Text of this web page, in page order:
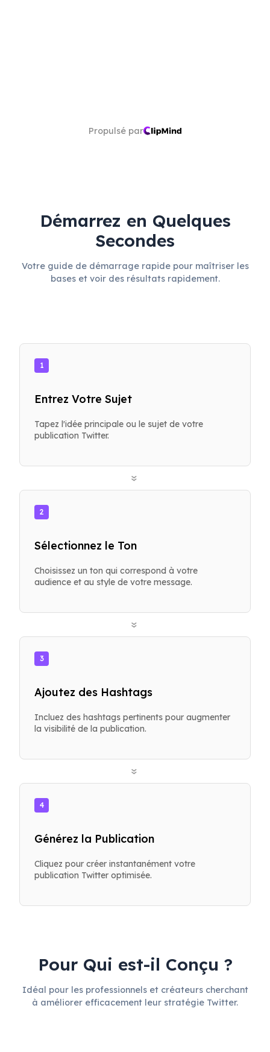
Propulsé par
Démarrez en Quelques
Secondes
Votre guide de démarrage rapide pour maîtriser les
bases et voir des résultats rapidement.
1
Entrez Votre Sujet
Tapez l'idée principale ou le sujet de votre
publication Twitter.
»
2
Sélectionnez le Ton
Choisissez un ton qui correspond à votre
audience et au style de votre message.
»
3
Ajoutez des Hashtags
Incluez des hashtags pertinents pour augmenter
la visibilité de la publication.
»
4
Générez la Publication
Cliquez pour créer instantanément votre
publication Twitter optimisée.
Pour Qui est-il Conçu ?
Idéal pour les professionnels et créateurs cherchant
à améliorer efficacement leur stratégie Twitter.